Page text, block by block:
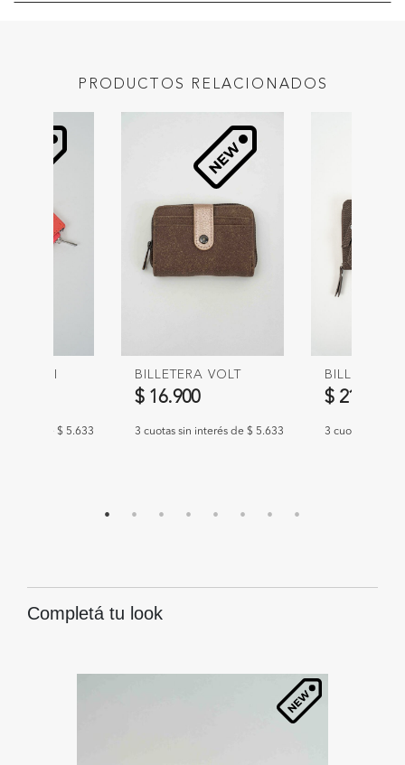
PRODUCTOS RELACIONADOS
interés de $ 5.633
BILLETERA VOLT
$ 16.900
3 cuotas sin interés de $ 5.633
BILLETERA
$ 21.900
3 cuotas sin
Completá tu look